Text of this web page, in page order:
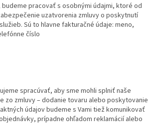
budeme pracovať s osobnými údajmi, ktoré od
uzatvorenia zmluvy o poskytnutí
Sú to hlavne fakturačné údaje: meno,
číslo
spracúvať, aby sme mohli splniť naše
zo zmluvy – dodanie tovaru alebo poskytovanie
údajov budeme s Vami tiež komunikovať
prípadne ohľadom reklamácií alebo